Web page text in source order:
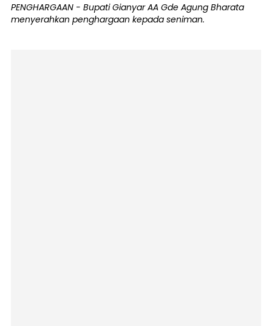
PENGHARGAAN - Bupati Gianyar AA Gde Agung Bharata
menyerahkan penghargaan kepada seniman.